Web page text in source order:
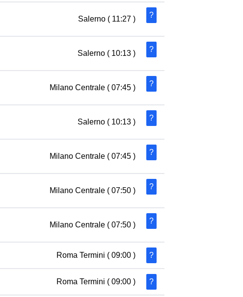
Salerno ( 11:27 ) ?
Salerno ( 10:13 ) ?
Milano Centrale ( 07:45 ) ?
Salerno ( 10:13 ) ?
Milano Centrale ( 07:45 ) ?
Milano Centrale ( 07:50 ) ?
Milano Centrale ( 07:50 ) ?
Roma Termini ( 09:00 ) ?
Roma Termini ( 09:00 ) ?